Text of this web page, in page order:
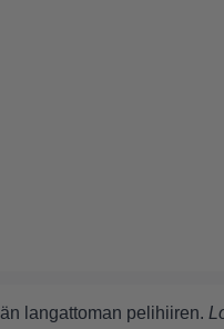
langattoman pelihiiren.